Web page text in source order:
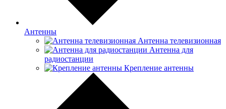
Антенны
Антенна телевизионная
Антенна для
радиостанции
Крепление антенны